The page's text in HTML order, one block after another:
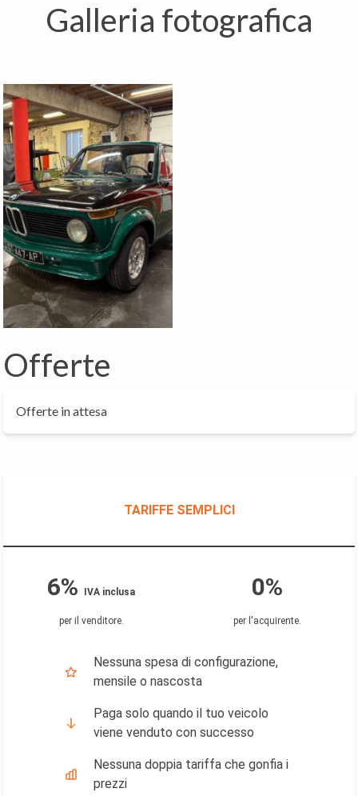
Galleria fotografica
Offerte
Offerte in attesa
TARIFFE SEMPLICI
6% IVA inclusa 0%
per il venditore. per l'acquirente.
Nessuna spesa di configurazione,
mensile o nascosta
Paga solo quando il tuo veicolo
viene venduto con successo
Nessuna doppia tariffa che gonfia i
prezzi